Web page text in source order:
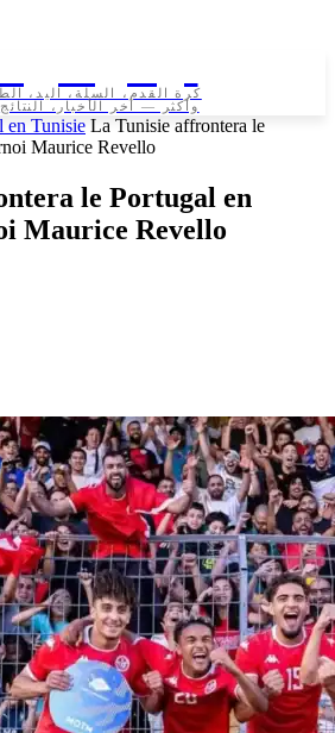
كرة القدم، السلة، اليد،
وأكثر — آخر الأخبار،
en Tunisie La Tunisie affrontera le
Maurice Revello
le Portugal en
Maurice Revello